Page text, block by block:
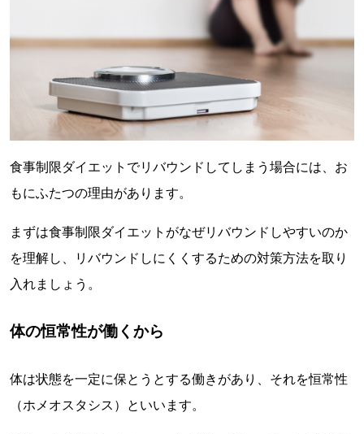
食事制限ダイエットでリバウンドしてしまう場合には、お
もにふたつの理由があります。
まずは食事制限ダイエットがなぜリバウンドしやすいのか
を理解し、リバウンドしにくくするための対策方法を取り
入れましょう。
体の恒常性が働くから
体は状態を一定に保とうとする働きがあり、それを恒常性
（ホメオスタシス）といいます。